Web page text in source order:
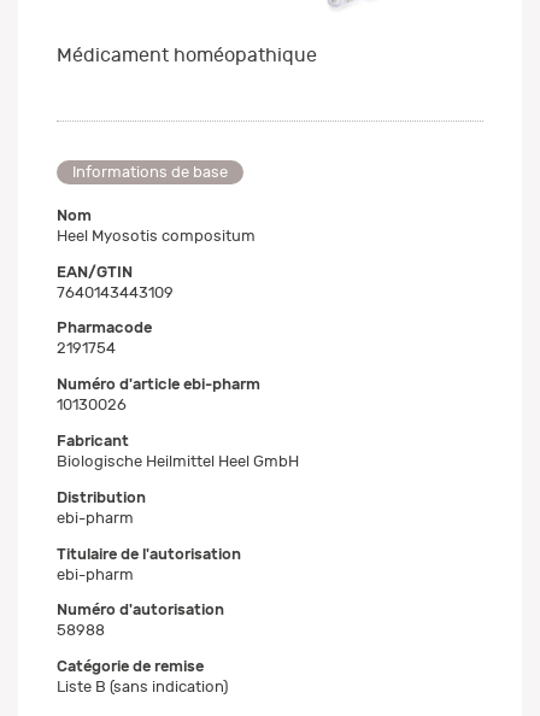
Médicament homéopathique
Informations de base
Nom
Heel Myosotis compositum
EAN/GTIN
7640143443109
Pharmacode
2191754
Numéro d'article ebi-pharm
10130026
Fabricant
Biologische Heilmittel Heel GmbH
Distribution
ebi-pharm
Titulaire de l'autorisation
ebi-pharm
Numéro d'autorisation
58988
Catégorie de remise
Liste B (sans indication)